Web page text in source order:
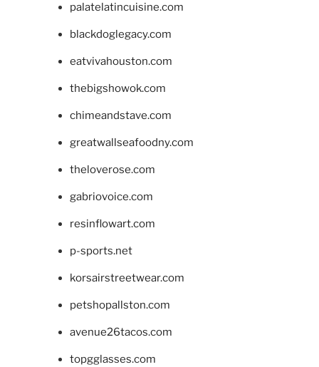
palatelatincuisine.com
blackdoglegacy.com
eatvivahouston.com
thebigshowok.com
chimeandstave.com
greatwallseafoodny.com
theloverose.com
gabriovoice.com
resinflowart.com
p-sports.net
korsairstreetwear.com
petshopallston.com
avenue26tacos.com
topgglasses.com